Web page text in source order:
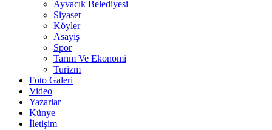
Ayvacık Belediyesi
Siyaset
Köyler
Asayiş
Spor
Tarım Ve Ekonomi
Turizm
Foto Galeri
Video
Yazarlar
Künye
İletişim